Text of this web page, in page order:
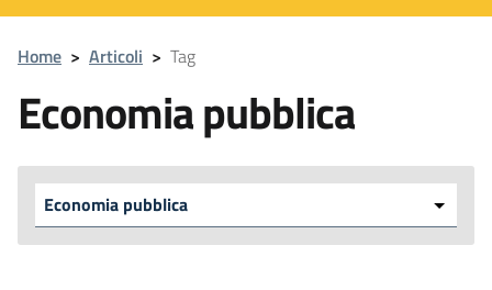
Home > Articoli > Tag
Economia pubblica